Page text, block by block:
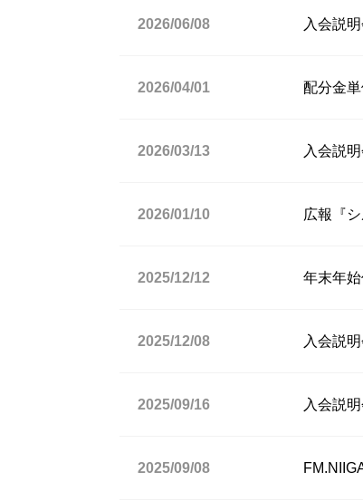
2026/06/08 入会説
2026/04/01 配分金
2026/03/13 入会説
2026/01/10 広報『
2025/12/12 年末年
2025/12/08 入会説
2025/09/16 入会説
2025/09/08